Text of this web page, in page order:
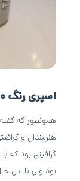
اسپری رنگ ۴۰۰ میل گرافیتی تک گل
همونطور که
گرافیتی بود که
بود ولی با این